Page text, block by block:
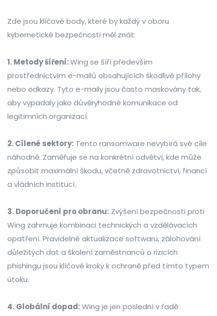
Zde jsou klíčové body, které by každý v oboru
kybernetické bezpečnosti měl znát:
1. Metody šíření:Wing se šíří především
prostřednictvím e-mailů obsahujících škodlivé přílohy
nebo odkazy. Tyto e-maily jsou často maskovány tak,
aby vypadaly jako důvěryhodné komunikace od
legitimních organizací.
2. Cílené sektory: Tento ransomware nevybírá své cíle
náhodně. Zaměřuje se na konkrétní odvětví, kde může
způsobit maximální škodu, včetně zdravotnictví, financí
a vládních institucí.
3. Doporučení pro obranu: Zvýšení bezpečnosti proti
Wing zahrnuje kombinaci technických a vzdělávacích
opatření. Pravidelné aktualizace softwaru, zálohování
důležitých dat a školení zaměstnanců o rizicích
phishingu jsou klíčové kroky k ochraně před tímto typem
útoku.
4. Globální dopad:Wing je jen poslední v řadě